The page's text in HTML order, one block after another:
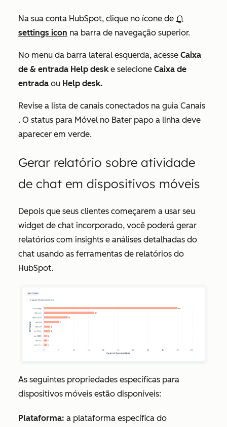
Na sua conta HubSpot, clique no ícone de
settings icon na barra de navegação superior.
No menu da barra lateral esquerda, acesse Caixa
de & entrada Help deske selecione Caixa de
entrada ou Help desk.
Revise a lista de canais conectados na guia Canais
. O status para Móvel no Bater papo a linha deve
aparecer em verde.
Gerar relatório sobre atividade
de chat em dispositivos móveis
Depois que seus clientes começarem a usar seu
widget de chat incorporado, você poderá gerar
relatórios com insights e análises detalhadas do
chat usando as ferramentas de relatórios do
HubSpot.
As seguintes propriedades específicas para
dispositivos móveis estão disponíveis:
Plataforma: a plataforma específica do